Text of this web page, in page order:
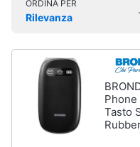
Audio
e
Clima
ORDINA PER
Rilevanza
Tasto